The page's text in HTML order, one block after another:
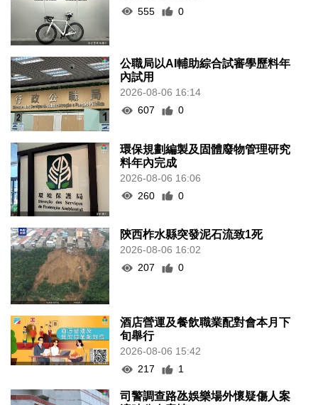
555
0
公職局以AI輔助綜合試審學歷料年
內試用
2026-08-06 16:14
607
0
環保規劃編製及固體廢物管理研究
料年內完成
2026-08-06 16:06
260
0
陝西柞水縣突發泥石流致1死
2026-08-06 16:02
207
0
酒店營運及餐飲職業配對會本月下
旬舉行
2026-08-06 15:42
217
1
司警調查路氹娛樂場外懷疑傷人案